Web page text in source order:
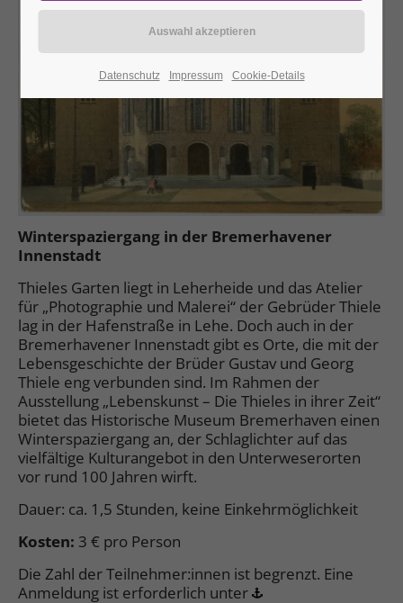
Winterspaziergang in der Bremerhavener
Innenstadt
Thieles Garten liegt in Leherheide und das Atelier
für „Photographie und Malerei“ der Gebrüder Thiele
lag in der Hafenstraße in Lehe. Doch auch in der
Bremerhavener Innenstadt gibt es Orte, die mit der
Lebensgeschichte der Brüder Gustav und Georg
Thiele eng verbunden sind. Im Rahmen der
Ausstellung „Lebenskunst – Die Thieles in ihrer Zeit“
bietet das Historische Museum Bremerhaven einen
Winterspaziergang an, der Schlaglichter auf das
vielfältige Kulturangebot in den Unterweserorten
vor rund 100 Jahren wirft.
Dauer: ca. 1,5 Stunden, keine Einkehrmöglichkeit
Kosten: 3 € pro Person
Die Zahl der Teilnehmer:innen ist begrenzt. Eine
Anmeldung ist erforderlich unter
Datenschutz Impressum Cookie-Details